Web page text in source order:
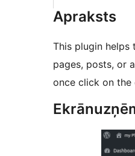
Apraksts
This plugin helps
pages, posts, or
once click on the